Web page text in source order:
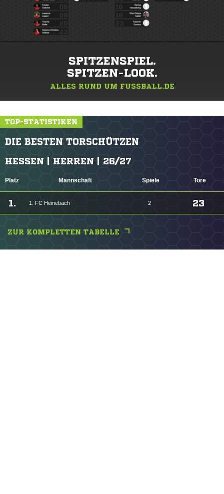
SPITZENSPIEL.
SPITZEN-LOOK.
ALLES RUND UM FUSSBALL.DE
TOP-STATISTIKEN
DIE BESTEN TORSCHÜTZEN
HESSEN | HERREN | 26/27
Platz Mannschaft Spiele Tore
1. 1. FC Heinebach 2 23
ZUR KOMPLETTEN TABELLE